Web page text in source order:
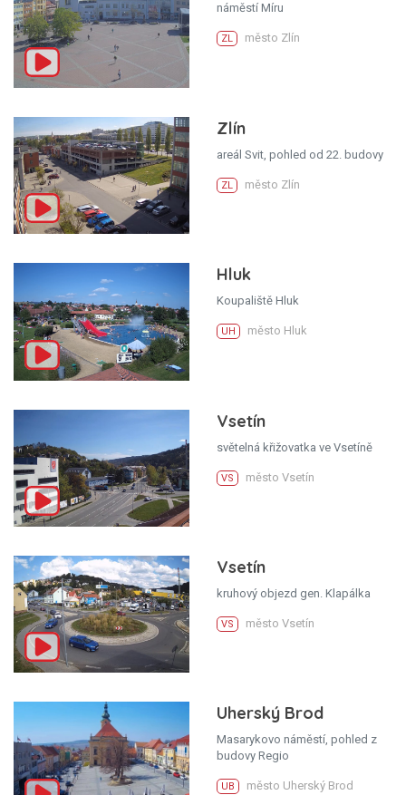
náměstí Míru
ZL město Zlín
Zlín
areál Svit, pohled od 22. budovy
ZL město Zlín
Hluk
Koupaliště Hluk
UH město Hluk
Vsetín
světelná křižovatka ve Vsetíně
VS město Vsetín
Vsetín
kruhový objezd gen. Klapálka
VS město Vsetín
Uherský Brod
Masarykovo náměstí, pohled z
budovy Regio
UB město Uherský Brod